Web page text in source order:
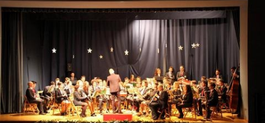
MAESTRO
SCUOLA DI MUSICA
ALBUM
CALENDARIO
CONTATTI